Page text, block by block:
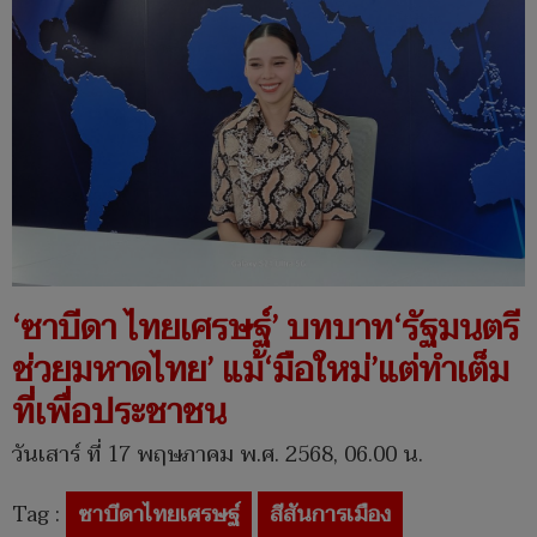
‘ซาบีดา ไทยเศรษฐ์’ บทบาท‘รัฐมนตรี
ช่วยมหาดไทย’ แม้‘มือใหม่’แต่ทำเต็ม
ที่เพื่อประชาชน
วันเสาร์ ที่ 17 พฤษภาคม พ.ศ. 2568, 06.00 น.
Tag : ซาบีดาไทยเศรษฐ์ สีสันการเมือง